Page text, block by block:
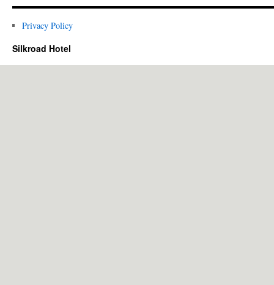
Privacy Policy
Silkroad Hotel